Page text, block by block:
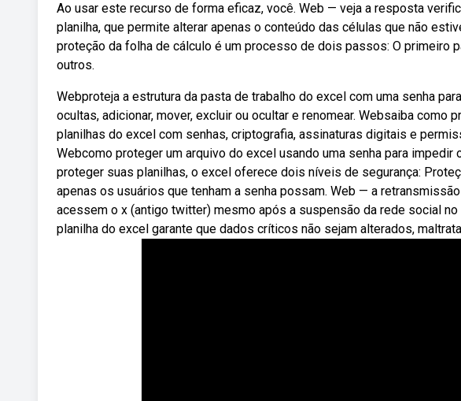
Ao usar este recurso de forma eficaz, você. Web — veja a resposta
planilha, que permite alterar apenas o conteúdo das células que não
proteção da folha de cálculo é um processo de dois passos: O primeiro
outros.
Webproteja a estrutura da pasta de trabalho do excel com uma senha
ocultas, adicionar, mover, excluir ou ocultar e renomear. Websaiba como
planilhas do excel com senhas, criptografia, assinaturas digitais e
Webcomo proteger um arquivo do excel usando uma senha para
proteger suas planilhas, o excel oferece dois níveis de segurança:
apenas os usuários que tenham a senha possam. Web — a
acessem o x (antigo twitter) mesmo após a suspensão da rede social
planilha do excel garante que dados críticos não sejam alterados,